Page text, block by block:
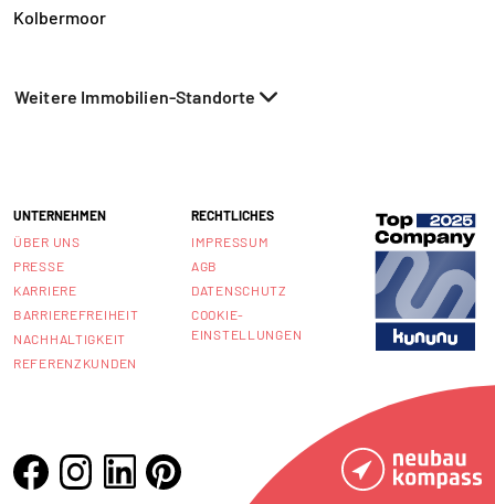
Kolbermoor
Weitere Immobilien-Standorte
UNTERNEHMEN
ÜBER UNS
PRESSE
KARRIERE
BARRIEREFREIHEIT
NACHHALTIGKEIT
REFERENZKUNDEN
RECHTLICHES
IMPRESSUM
AGB
DATENSCHUTZ
COOKIE-
EINSTELLUNGEN